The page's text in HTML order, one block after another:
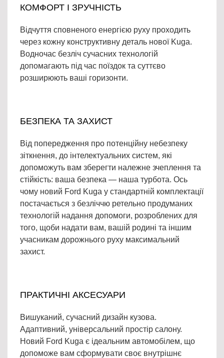
КОМФОРТ І ЗРУЧНІСТЬ
Відчуття сповненого енергією руху проходить
через кожну конструктивну деталь нової Kuga.
Водночас безліч сучасних технологій
допомагають під час поїздок та суттєво
розширюють ваші горизонти.
БЕЗПЕКА ТА ЗАХИСТ
Від попередження про потенційну небезпеку
зіткнення, до інтелектуальних систем, які
допоможуть вам зберегти належне зчеплення та
стійкість: ваша безпека — наша турбота. Ось
чому новий Ford Kuga у стандартній комплектації
постачається з безліччю ретельно продуманих
технологій надання допомоги, розроблених для
того, щоби надати вам, вашій родині та іншим
учасникам дорожнього руху максимальний
захист.
ПРАКТИЧНІ АКСЕСУАРИ
Вишуканий, сучасний дизайн кузова.
Адаптивний, універсальний простір салону.
Новий Ford Kuga є ідеальним автомобілем, що
допоможе вам сформувати своє внутрішнє